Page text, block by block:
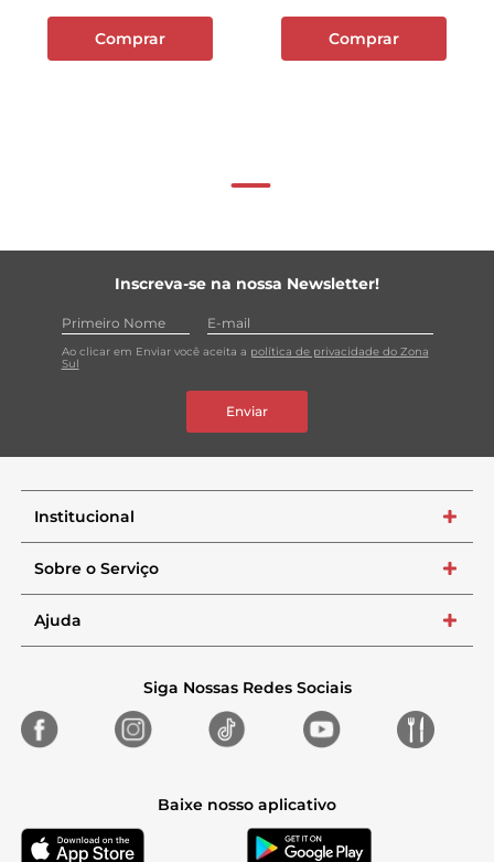
Comprar Comprar
Inscreva-se na nossa Newsletter!
Ao clicar em Enviar você aceita a política de privacidade do Zona
Sul
Enviar
Institucional +
Sobre o Serviço +
Ajuda +
Siga Nossas Redes Sociais
Baixe nosso aplicativo